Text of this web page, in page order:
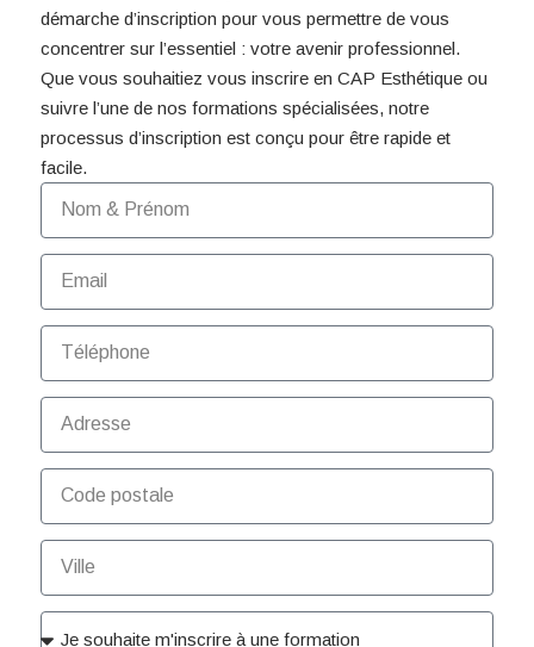
démarche d’inscription pour vous permettre de vous
concentrer sur l’essentiel : votre avenir professionnel.
Que vous souhaitiez vous inscrire en CAP Esthétique ou
suivre l’une de nos formations spécialisées, notre
processus d’inscription est conçu pour être rapide et
facile.